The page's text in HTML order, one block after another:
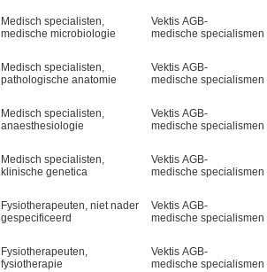
Medisch specialisten,
medische microbiologie
Vektis AGB-
medische specialismen
Medisch specialisten,
pathologische anatomie
Vektis AGB-
medische specialismen
Medisch specialisten,
anaesthesiologie
Vektis AGB-
medische specialismen
Medisch specialisten,
klinische genetica
Vektis AGB-
medische specialismen
Fysiotherapeuten, niet nader
gespecificeerd
Vektis AGB-
medische specialismen
Fysiotherapeuten,
fysiotherapie
Vektis AGB-
medische specialismen